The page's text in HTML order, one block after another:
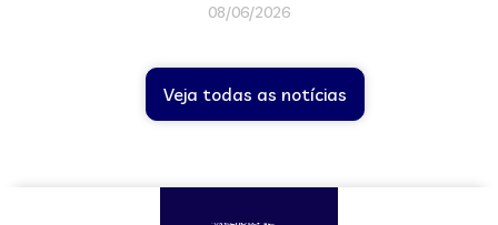
08/06/2026
Veja todas as notícias